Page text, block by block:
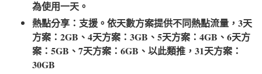
為使用一天。
熱點分享：支援。依天數方案提供不同熱點流量，3天
方案：2GB、4天方案：3GB、5天方案：4GB、6天方
案：5GB、7天方案：6GB、以此類推，31天方案：
30GB